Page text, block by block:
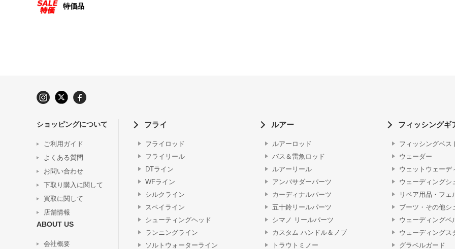
特価品
ショッピングについて
ご利用ガイド
よくある質問
お問い合わせ
下取り購入に関して
買取に関して
店舗情報
ABOUT US
会社概要
フライ
フライロッド
フライリール
DTライン
WFライン
シルクライン
スペイライン
シューティングヘッド
ランニングライン
ソルトウォーターライン
ルアー
ルアーロッド
バス＆雷魚ロッド
ルアーリール
アンバサダーパーツ
カーディナルパーツ
五十鈴リールパーツ
シマノ リールパーツ
カスタム ハンドル＆ノブ
トラウトミノー
フィッシングギ
フィッシングベス
ウェーダー
ウェットウェーデ
ウェーディングシ
リペア用品・フェ
ブーツ・その他シ
ウェーディングベ
ウェーディングス
グラベルガード